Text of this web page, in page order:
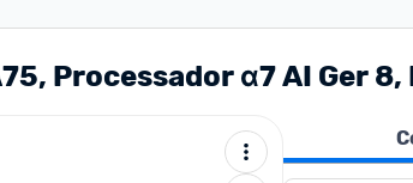
Processador α7 AI Ger 8,